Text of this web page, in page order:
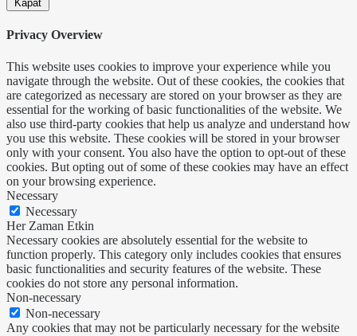
Kapat
Privacy Overview
This website uses cookies to improve your experience while you
navigate through the website. Out of these cookies, the cookies that
are categorized as necessary are stored on your browser as they are
essential for the working of basic functionalities of the website. We
also use third-party cookies that help us analyze and understand how
you use this website. These cookies will be stored in your browser
only with your consent. You also have the option to opt-out of these
cookies. But opting out of some of these cookies may have an effect
on your browsing experience.
Necessary
Necessary
Her Zaman Etkin
Necessary cookies are absolutely essential for the website to
function properly. This category only includes cookies that ensures
basic functionalities and security features of the website. These
cookies do not store any personal information.
Non-necessary
Non-necessary
Any cookies that may not be particularly necessary for the website